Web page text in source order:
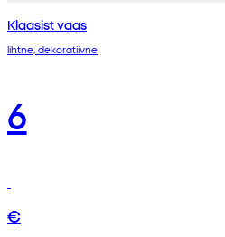
Klaasist vaas
lihtne, dekoratiivne
6
€